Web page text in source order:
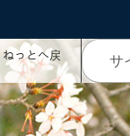
っとへ戻